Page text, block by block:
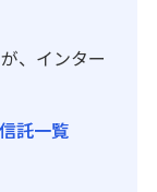
、インター
託一覧